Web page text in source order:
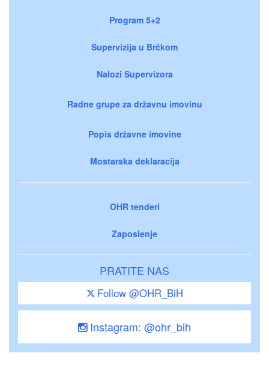
Program 5+2
Supervizija u Brčkom
Nalozi Supervizora
Radne grupe za državnu imovinu
Popis državne imovine
Mostarska deklaracija
OHR tenderi
Zaposlenje
PRATITE NAS
Follow @OHR_BiH
Instagram: @ohr_bih